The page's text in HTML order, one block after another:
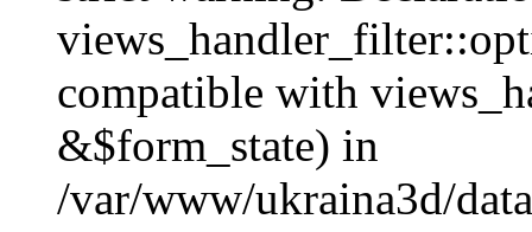
compatible with
&$form_state) in
/var/www/ukraina3d/